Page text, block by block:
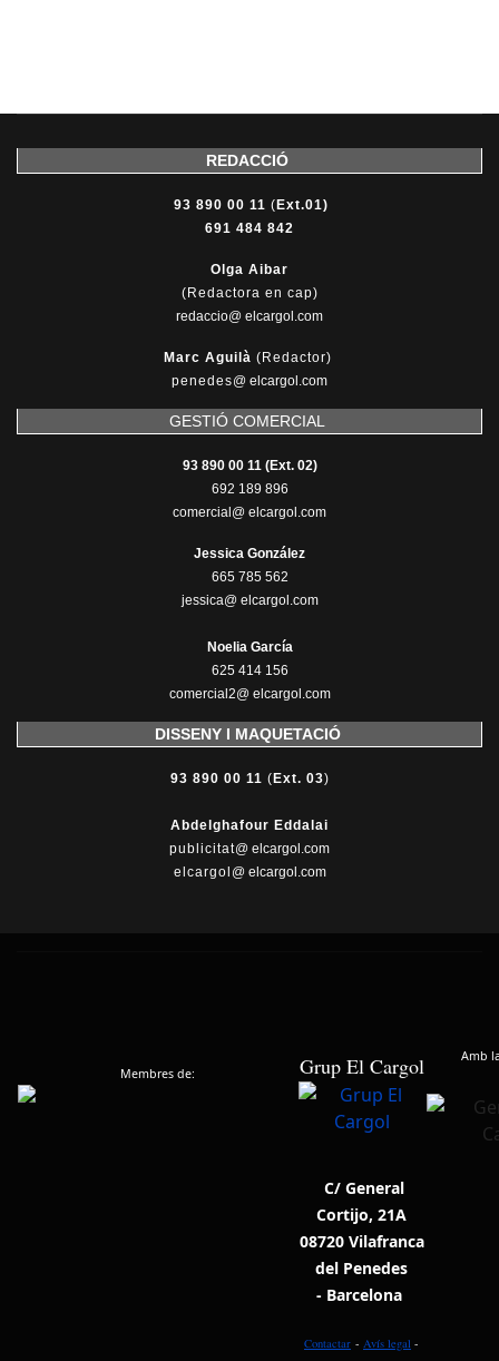
REDACCIÓ
93 890 00 11 ( Ext.01)
691 484 842
Olga Aibar
(Redactora en cap)
redaccio@ elcargol.com
Marc Aguilà (Redactor)
penedes@ elcargol.com
GESTIÓ COMERCIAL
93 890 00 11 (Ext. 02)
692 189 896
comercial@ elcargol.com
Jessica González
665 785 562
jessica@ elcargol.com
Noelia García
625 414 156
comercial2@ elcargol.com
DISSENY I MAQUETACIÓ
93 890 00 11 ( Ext. 03)
Abdelghafour Eddalai
publicitat@ elcargol.com
elcargol @ elcargol.com
Membres de: Grup El Cargol Amb
C/ General
Cortijo, 21A
08720 Vilafranca
del Penedes
- Barcelona
Contactar - Avís legal -